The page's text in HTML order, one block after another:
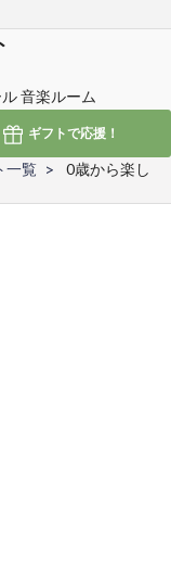
音楽ルーム
ギフトで応援！
一覧
0歳から楽し